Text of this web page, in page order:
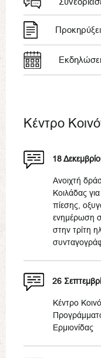
Κέντρο
18
Ανοιχτή
Κοιλάδας
πίεσης,
ενημέρωση
στην τρίτη
26
Κέντρο
Ερμιονίδας